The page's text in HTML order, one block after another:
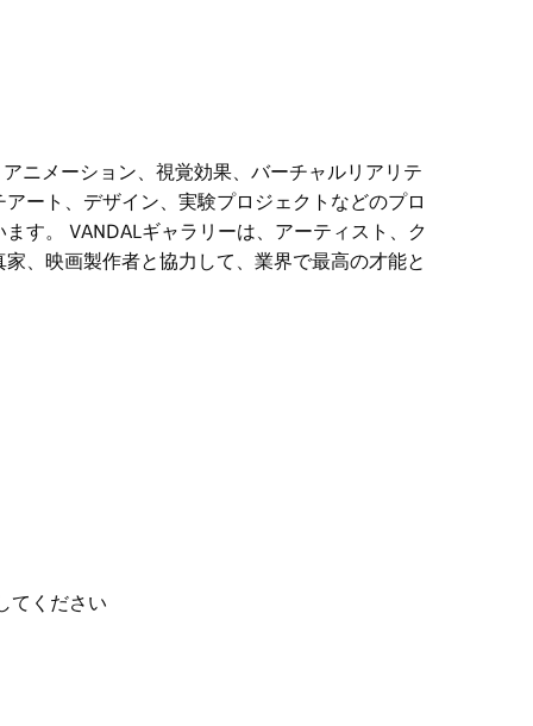
ニメーション、視覚効果、バーチャルリアリテ
ート、デザイン、実験プロジェクトなどのプロ
す。 VANDALギャラリーは、アーティスト、ク
、映画製作者と協力して、業界で最高の才能と
ート、デザイン、実験プロジェクトなどのプロ
す。
てください